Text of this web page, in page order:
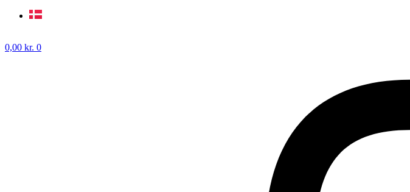
0,00 kr. 0